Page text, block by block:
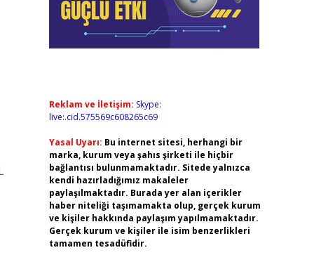
Reklam ve İletişim: Skype:
live:.cid.575569c608265c69
Yasal Uyarı: Bu internet sitesi, herhangi bir
marka, kurum veya şahıs şirketi ile hiçbir
bağlantısı bulunmamaktadır. Sitede yalnızca
kendi hazırladığımız makaleler
paylaşılmaktadır. Burada yer alan içerikler
haber niteliği taşımamakta olup, gerçek kurum
ve kişiler hakkında paylaşım yapılmamaktadır.
Gerçek kurum ve kişiler ile isim benzerlikleri
tamamen tesadüfidir.